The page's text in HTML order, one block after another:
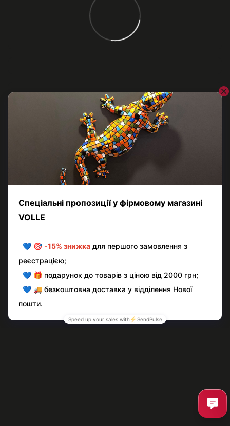
Додайте перший відгук
Написати відгук
Повна версія сайту